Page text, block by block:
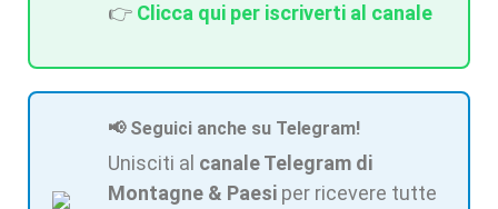
👉 Clicca qui per iscriverti al canale
📢 Seguici anche su Telegram!
Unisciti al canale Telegram di
Montagne & Paesi per ricevere tutte